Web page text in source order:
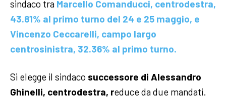
sindaco tra Marcello Comanducci, centrodestra,
43.81% al primo turno del 24 e 25 maggio, e
Vincenzo Ceccarelli, campo largo
centrosinistra, 32.36% al primo turno.
Si elegge il sindaco successore di Alessandro
Ghinelli, centrodestra, reduce da due mandati.